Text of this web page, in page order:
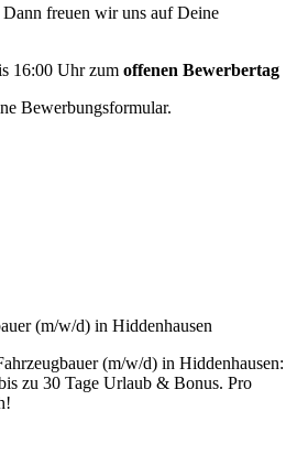
freuen wir uns auf Deine
16:00 Uhr zum offenen Bewerbertag
Bewerbungsformular.
(m/w/d) in Hiddenhausen
(m/w/d) in Hiddenhausen:
zu 30 Tage Urlaub & Bonus. Pro